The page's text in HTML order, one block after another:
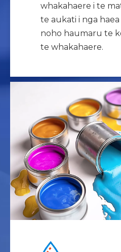
whakahaere i te
te aukati i nga
noho haumaru te
te whakahaere.